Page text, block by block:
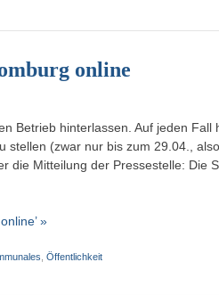
online
Betrieb hinterlassen. Auf jeden Fall
stellen (zwar nur bis zum 29.04.,
die Mitteilung der Pressestelle: Die
»
Öffentlichkeit